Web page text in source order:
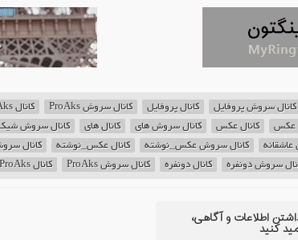
کانال سروش پروفایل کانال پروفایل کانال سروش ProAks کانال ProAks
عکس کانال عکس کانال سروش های کانال های کانال سروش
عاشقانه کانال سروش عکس_نوشته کانال عکس_نوشته کانال
سروش دونفره کانال دونفره کانال سروش ProAks کانال ProAks
اطلاعات و آگاهی،
کنید